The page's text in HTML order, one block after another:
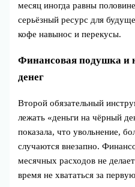
месяц иногда равны
серьёзный ресурс для
кофе навынос и перекусы.
Финансовая подушка и
денег
Второй обязательный
лежать «деньги на чёрный
показала, что увольнение,
случаются внезапно.
месячных расходов не
время не хвататься за